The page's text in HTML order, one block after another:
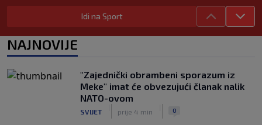
SK
|
prije 2 h
Vodič za prvenstvo Nizozemske na SK:
Hrvati
SK
|
prije 5 h
Slatke muke za Bilića: Bio je na širem
popisu Vatrenih za SP, a sada je
Idi na Sport
NAJNOVIJE
"Zajednički obrambeni sporazum iz
Meke" imat će obvezujući članak nalik
NATO-ovom
SVIJET prije 4 min 0